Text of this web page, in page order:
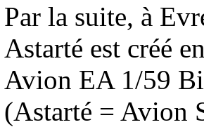
Par la suite, à
Astarté est créé
Avion EA 1/59
(Astarté = Avion